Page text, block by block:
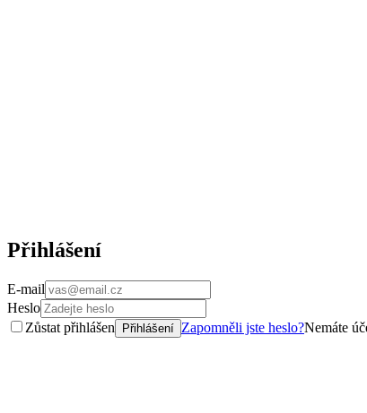
Přihlášení
E-mail
Heslo
Zůstat přihlášen
Přihlášení Zapomněli jste heslo?Nemáte